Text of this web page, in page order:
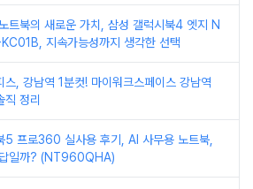
트북의 새로운 가치, 삼성 갤럭시북4 엣지 N
지속가능성까지 생각한 선택
스, 강남역 1분컷! 마이워크스페이스 강남역
직 정리
5 프로360 실사용 후기, AI 사무용 노트북,
일까? (NT960QHA)